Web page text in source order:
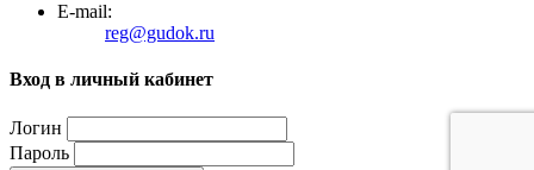
E-mail:
reg@gudok.ru
Вход в личный кабинет
Логин
Пароль